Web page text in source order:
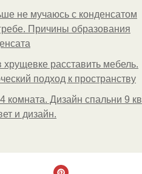
не мучаюсь с конденсатом
Причины образования
хрущевке расставить мебель.
подход к пространству
комната. Дизайн спальни 9 кв
и дизайн.